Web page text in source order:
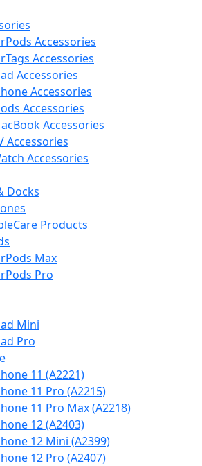
Accessories
Accessories
Accessories
Accessories
Accessories
Accessories
Accessories
Accessories
Docks
Products
Max
Pro
Mini
Pro
11 (A2221)
11 Pro (A2215)
11 Pro Max (A2218)
12 (A2403)
12 Mini (A2399)
12 Pro (A2407)